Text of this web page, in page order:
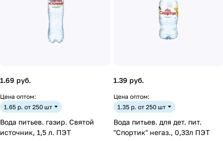
1.69 руб.
Цена оптом:
1.65 р. от 250 шт
Вода питьев. газир. Святой
источник, 1,5 л. ПЭТ
1.39 руб.
Цена оптом:
1.35 р. от 250 шт
Вода питьев. для дет. пит.
"Спортик" негаз., 0,33л ПЭТ